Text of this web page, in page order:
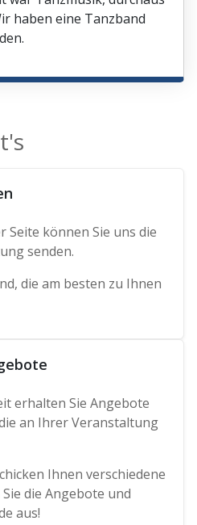
haben eine Tanzband
Seite können Sie uns die
senden.
die am besten zu Ihnen
erhalten Sie Angebote
an Ihrer Veranstaltung
Ihnen verschiedene
die Angebote und
aus!